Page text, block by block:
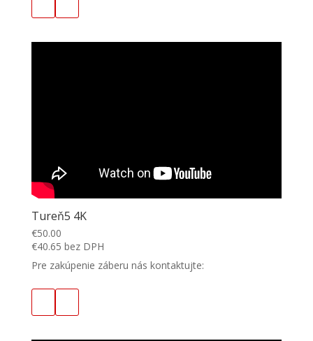
Tureň5 4K
€50.00
€40.65 bez DPH
Pre zakúpenie záberu nás kontaktujte: